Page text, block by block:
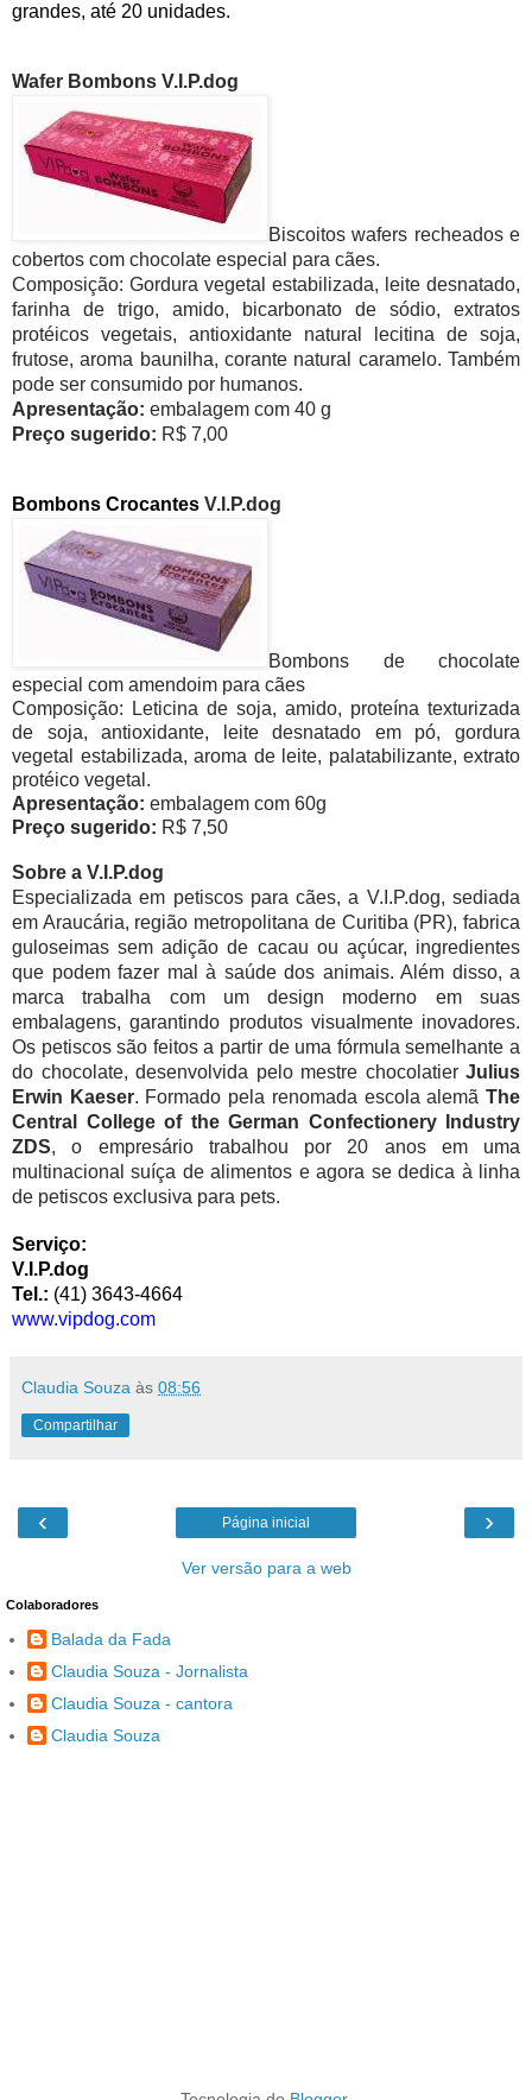
grandes, até 20 unidades.
Wafer Bombons V.I.P.dog
Biscoitos wafers recheados e
cobertos com chocolate especial para cães.
Composição: Gordura vegetal estabilizada, leite desnatado,
farinha de trigo, amido, bicarbonato de sódio, extratos
protéicos vegetais, antioxidante natural lecitina de soja,
frutose, aroma baunilha, corante natural caramelo. Também
pode ser consumido por humanos.
Apresentação: embalagem com 40 g
Preço sugerido: R$ 7,00
Bombons Crocantes V.I.P.dog
Bombons de chocolate
especial com amendoim para cães
Composição: Leticina de soja, amido, proteína texturizada
de soja, antioxidante, leite desnatado em pó, gordura
vegetal estabilizada, aroma de leite, palatabilizante, extrato
protéico vegetal.
Apresentação: embalagem com 60g
Preço sugerido: R$ 7,50
Sobre a V.I.P.dog
Especializada em petiscos para cães, a V.I.P.dog, sediada
em Araucária, região metropolitana de Curitiba (PR), fabrica
guloseimas sem adição de cacau ou açúcar, ingredientes
que podem fazer mal à saúde dos animais. Além disso, a
marca trabalha com um design moderno em suas
embalagens, garantindo produtos visualmente inovadores.
Os petiscos são feitos a partir de uma fórmula semelhante a
do chocolate, desenvolvida pelo mestre chocolatier Julius
Erwin Kaeser. Formado pela renomada escola alemãThe
Central College of the German Confectionery Industry
ZDS, o empresário trabalhou por 20 anos em uma
multinacional suíça de alimentos e agora se dedica à linha
de petiscos exclusiva para pets.
Serviço:
V.I.P.dog
Tel.: (41) 3643-4664
www.vipdog.com
Claudia Souza às 08:56
Compartilhar
‹ ›
Página inicial
Ver versão para a web
Colaboradores
Balada da Fada
Claudia Souza - Jornalista
Claudia Souza - cantora
Claudia Souza